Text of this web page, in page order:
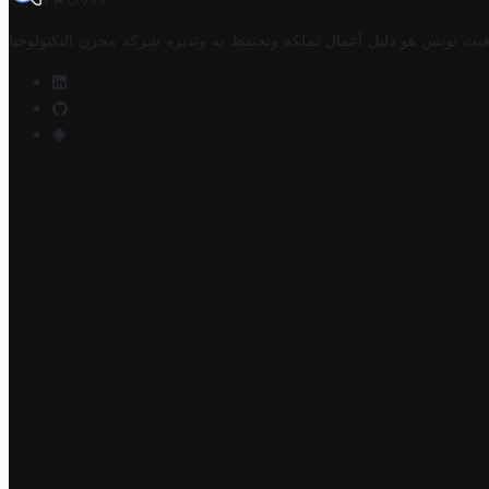
تونس هو دليل أعمال تملكه وتحتفظ به وتديره شركة مخزن التكنولوجيا